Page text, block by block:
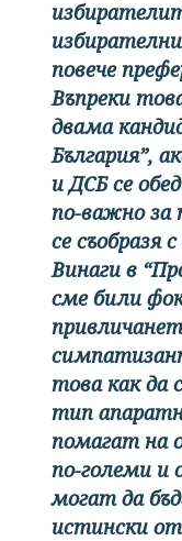
повече
Въпреки
двама
България”,
и ДСБ се
по-важно за
се съобразя
Винаги в
сме били
това как да
тип
помагат на
по-големи и
могат да
истински